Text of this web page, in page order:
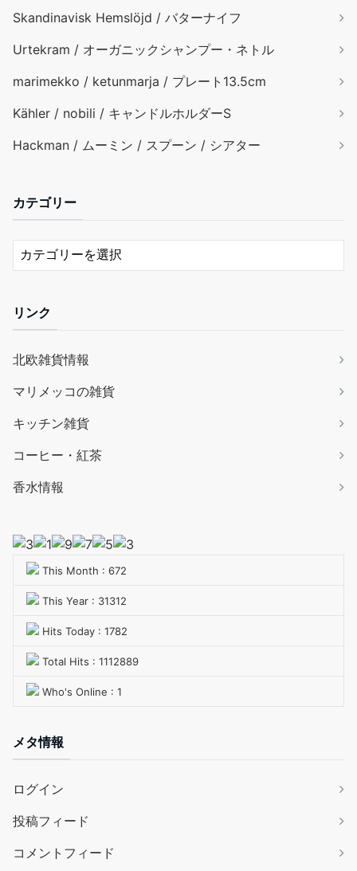
Skandinavisk Hemslöjd / バターナイフ
Urtekram / オーガニックシャンプー・ネトル
marimekko / ketunmarja / プレート13.5cm
Kähler / nobili / キャンドルホルダーS
Hackman / ムーミン / スプーン / シアター
カテゴリー
リンク
北欧雑貨情報
マリメッコの雑貨
キッチン雑貨
コーヒー・紅茶
香水情報
This Month : 672
This Year : 31312
Hits Today : 1782
Total Hits : 1112889
Who's Online : 1
メタ情報
ログイン
投稿フィード
コメントフィード